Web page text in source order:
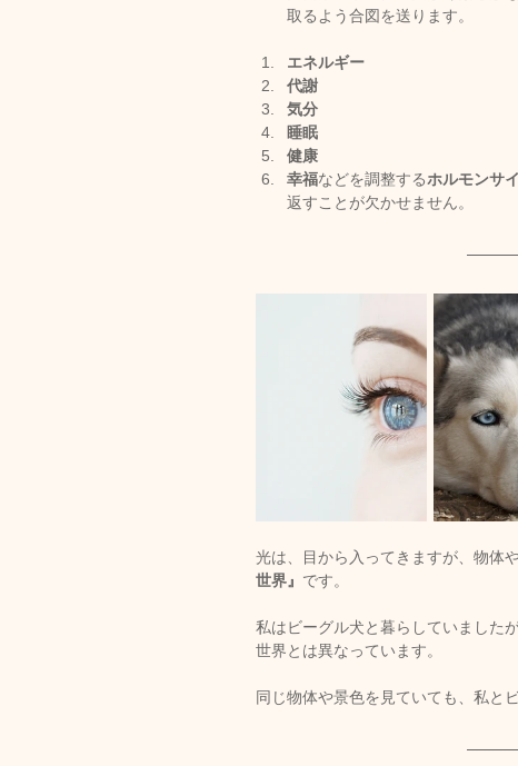
カスタム・フェイシャル
tae Therapist School
取るよう合図を送ります。
エネルギー
代謝
気分
睡眠
健康
幸福などを調整するホルモンサ
返すことが欠かせません。
光は、目から入ってきますが、物体
世界』 です。
私はビーグル犬と暮らしていました
世界とは異なっています。
同じ物体や景色を見ていても、私と